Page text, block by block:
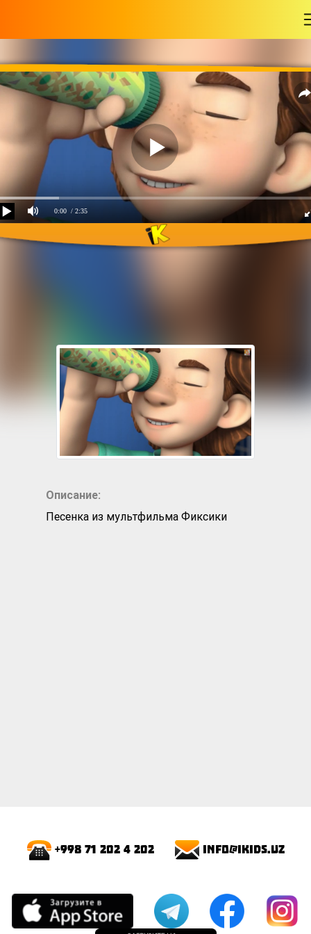
0:00 / 2:35
Калейдоскоп-
фиксипелки
Описание:
Песенка из мультфильма Фиксики
+998 71 202 4 202 info@ikids.uz